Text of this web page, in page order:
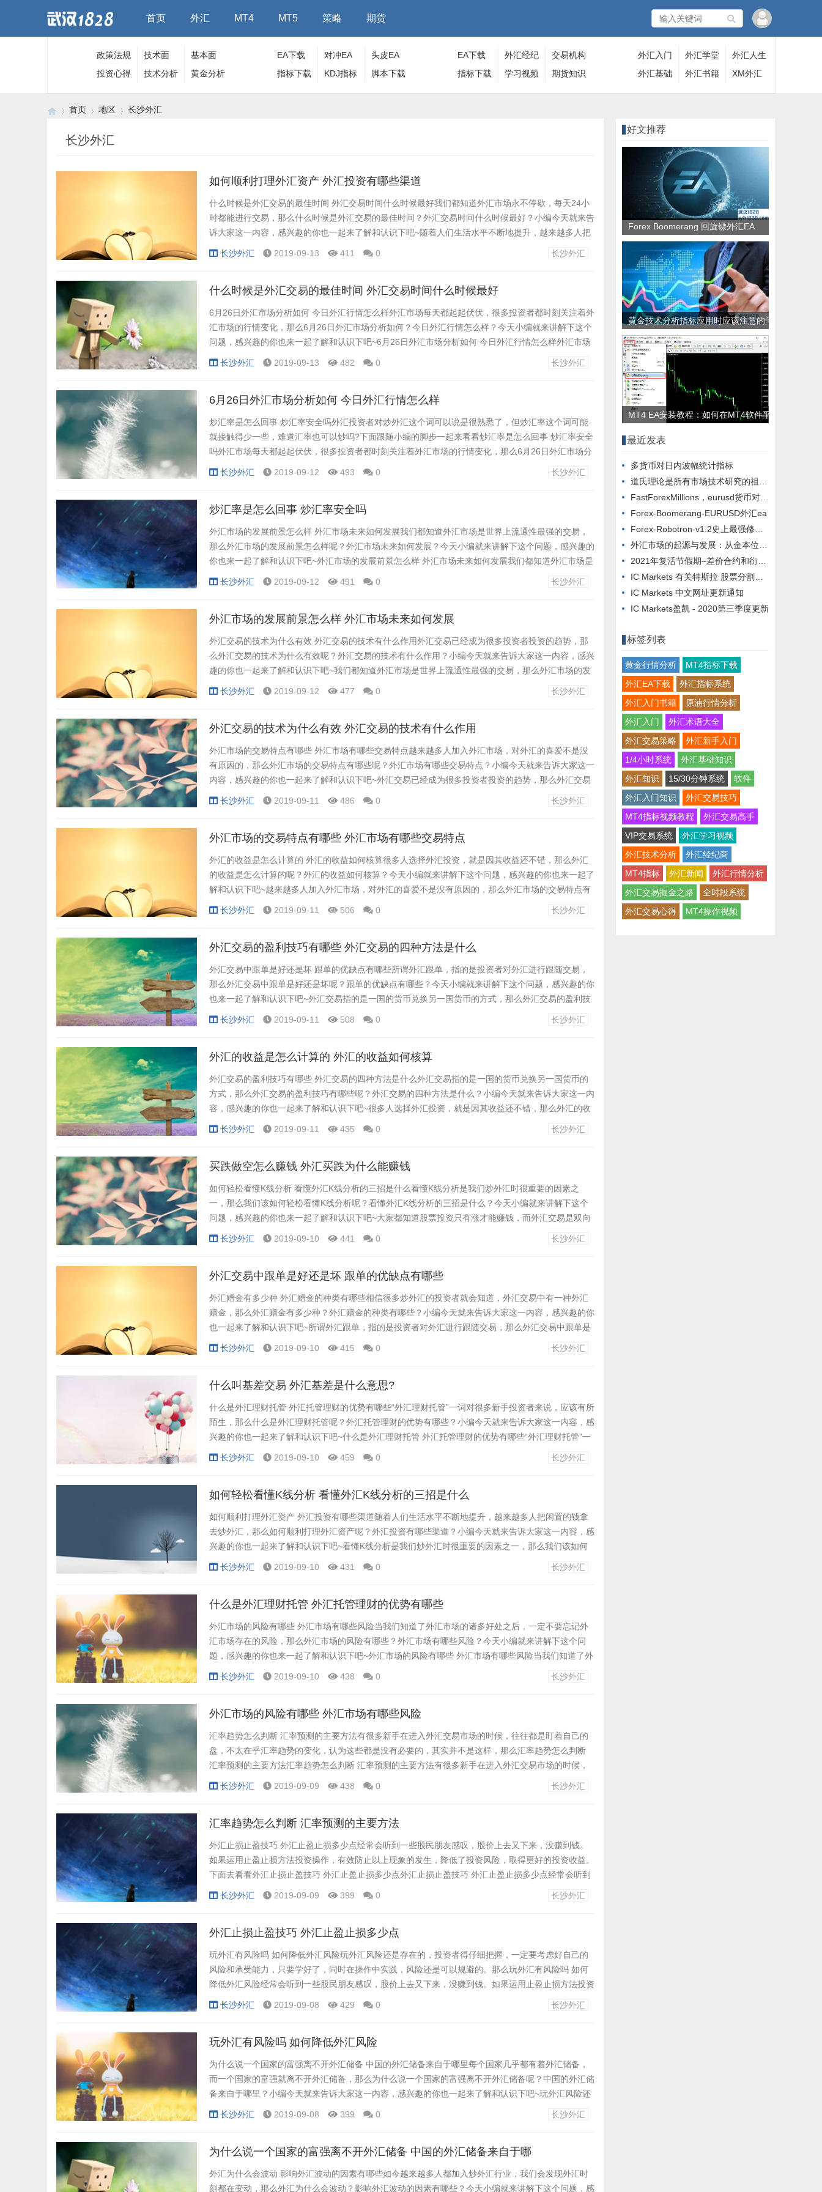
首页 外汇 MT4 MT5 策略 期货
政策法规 技术面
基本面
投资心得
技术分析 黄金分析
EA下载 对冲EA
头皮EA
指标下载
KDJ指标 脚本下载
EA下载
外汇经纪
商
交易机构
指标下载
学习视频 期货知识
外汇入门 外汇学堂
外汇人生
外汇基础
外汇书籍 XM外汇
首页 地区 长沙外汇
长沙外汇
如何顺利打理外汇资产 外汇投资有哪些渠道
什么时候是外汇交易的最佳时间 外汇交易时间什么时候最好我们都知道外汇市场永不停歇，每天24小
时都能进行交易，那么什么时候是外汇交易的最佳时间？外汇交易时间什么时候最好？小编今天就来告
诉大家这一内容，感兴趣的你也一起来了解和认识下吧~随着人们生活水平不断地提升，越来越多人把
闲置的钱拿去炒外汇，那么如何顺利打理外汇资产呢？外汇投资有哪些渠道？小编今天就来告诉大家这
长沙外汇 2019-09-13 411 0 长沙外汇
什么时候是外汇交易的最佳时间 外汇交易时间什么时候最好
6月26日外汇市场分析如何 今日外汇行情怎么样外汇市场每天都起起伏伏，很多投资者都时刻关注着外
汇市场的行情变化，那么6月26日外汇市场分析如何？今日外汇行情怎么样？今天小编就来讲解下这个
问题，感兴趣的你也来一起了解和认识下吧~6月26日外汇市场分析如何 今日外汇行情怎么样外汇市场
每天都起起伏伏，很多投资者都时刻关注着外汇市场的行情变化，那么6月26日外汇市场分析如何？今
长沙外汇 2019-09-13 482 0 长沙外汇
6月26日外汇市场分析如何 今日外汇行情怎么样
炒汇率是怎么回事 炒汇率安全吗外汇投资者对炒外汇这个词可以说是很熟悉了，但炒汇率这个词可能
就接触得少一些，难道汇率也可以炒吗?下面跟随小编的脚步一起来看看炒汇率是怎么回事 炒汇率安全
吗外汇市场每天都起起伏伏，很多投资者都时刻关注着外汇市场的行情变化，那么6月26日外汇市场分
析如何？今日外汇行情怎么样？今天小编就来讲解下这个问题，感兴趣的你也来一起了解和认识下吧~
长沙外汇 2019-09-12 493 0 长沙外汇
炒汇率是怎么回事 炒汇率安全吗
外汇市场的发展前景怎么样 外汇市场未来如何发展我们都知道外汇市场是世界上流通性最强的交易，
那么外汇市场的发展前景怎么样呢？外汇市场未来如何发展？今天小编就来讲解下这个问题，感兴趣的
你也来一起了解和认识下吧~外汇市场的发展前景怎么样 外汇市场未来如何发展我们都知道外汇市场是
世界上流通性最强的交易，那么外汇市场的发展前景怎么样呢？外汇市场未来如何发展？今天小编就来
长沙外汇 2019-09-12 491 0 长沙外汇
外汇市场的发展前景怎么样 外汇市场未来如何发展
外汇交易的技术为什么有效 外汇交易的技术有什么作用外汇交易已经成为很多投资者投资的趋势，那
么外汇交易的技术为什么有效呢？外汇交易的技术有什么作用？小编今天就来告诉大家这一内容，感兴
趣的你也一起来了解和认识下吧~我们都知道外汇市场是世界上流通性最强的交易，那么外汇市场的发
展前景怎么样呢？外汇市场未来如何发展？今天小编就来讲解下这个问题，感兴趣的你也来一起了解和
长沙外汇 2019-09-12 477 0 长沙外汇
外汇交易的技术为什么有效 外汇交易的技术有什么作用
外汇市场的交易特点有哪些 外汇市场有哪些交易特点越来越多人加入外汇市场，对外汇的喜爱不是没
有原因的，那么外汇市场的交易特点有哪些呢？外汇市场有哪些交易特点？小编今天就来告诉大家这一
内容，感兴趣的你也一起来了解和认识下吧~外汇交易已经成为很多投资者投资的趋势，那么外汇交易
的技术为什么有效呢？外汇交易的技术有什么作用？小编今天就来告诉大家这一内容，感兴趣的你也一
长沙外汇 2019-09-11 486 0 长沙外汇
外汇市场的交易特点有哪些 外汇市场有哪些交易特点
外汇的收益是怎么计算的 外汇的收益如何核算很多人选择外汇投资，就是因其收益还不错，那么外汇
的收益是怎么计算的呢？外汇的收益如何核算？今天小编就来讲解下这个问题，感兴趣的你也来一起了
解和认识下吧~越来越多人加入外汇市场，对外汇的喜爱不是没有原因的，那么外汇市场的交易特点有
哪些呢？外汇市场有哪些交易特点？小编今天就来告诉大家这一内容，感兴趣的你也一起来了解和认识
长沙外汇 2019-09-11 506 0 长沙外汇
外汇交易的盈利技巧有哪些 外汇交易的四种方法是什么
外汇交易中跟单是好还是坏 跟单的优缺点有哪些所谓外汇跟单，指的是投资者对外汇进行跟随交易，
那么外汇交易中跟单是好还是坏呢？跟单的优缺点有哪些？今天小编就来讲解下这个问题，感兴趣的你
也来一起了解和认识下吧~外汇交易指的是一国的货币兑换另一国货币的方式，那么外汇交易的盈利技
巧有哪些呢？外汇交易的四种方法是什么？小编今天就来告诉大家这一内容，感兴趣的你也一起来了解
长沙外汇 2019-09-11 508 0 长沙外汇
外汇的收益是怎么计算的 外汇的收益如何核算
外汇交易的盈利技巧有哪些 外汇交易的四种方法是什么外汇交易指的是一国的货币兑换另一国货币的
方式，那么外汇交易的盈利技巧有哪些呢？外汇交易的四种方法是什么？小编今天就来告诉大家这一内
容，感兴趣的你也一起来了解和认识下吧~很多人选择外汇投资，就是因其收益还不错，那么外汇的收
益是怎么计算的呢？外汇的收益如何核算？今天小编就来讲解下这个问题，感兴趣的你也来一起了解和
长沙外汇 2019-09-11 435 0 长沙外汇
买跌做空怎么赚钱 外汇买跌为什么能赚钱
如何轻松看懂K线分析 看懂外汇K线分析的三招是什么看懂K线分析是我们炒外汇时很重要的因素之
一，那么我们该如何轻松看懂K线分析呢？看懂外汇K线分析的三招是什么？今天小编就来讲解下这个
问题，感兴趣的你也来一起了解和认识下吧~大家都知道股票投资只有涨才能赚钱，而外汇交易是双向
的交易，可以买涨（做多），也可以买跌（做空），只要选对交易方向就能赚钱。究竟买跌做空怎么赚
长沙外汇 2019-09-10 441 0 长沙外汇
外汇交易中跟单是好还是坏 跟单的优缺点有哪些
外汇赠金有多少种 外汇赠金的种类有哪些相信很多炒外汇的投资者就会知道，外汇交易中有一种外汇
赠金，那么外汇赠金有多少种？外汇赠金的种类有哪些？小编今天就来告诉大家这一内容，感兴趣的你
也一起来了解和认识下吧~所谓外汇跟单，指的是投资者对外汇进行跟随交易，那么外汇交易中跟单是
好还是坏呢？跟单的优缺点有哪些？今天小编就来讲解下这个问题，感兴趣的你也来一起了解和认识下
长沙外汇 2019-09-10 415 0 长沙外汇
什么叫基差交易 外汇基差是什么意思?
什么是外汇理财托管 外汇托管理财的优势有哪些“外汇理财托管”一词对很多新手投资者来说，应该有所
陌生，那么什么是外汇理财托管呢？外汇托管理财的优势有哪些？小编今天就来告诉大家这一内容，感
兴趣的你也一起来了解和认识下吧~什么是外汇理财托管 外汇托管理财的优势有哪些“外汇理财托管”一
词对很多新手投资者来说，应该有所陌生，那么什么是外汇理财托管呢？外汇托管理财的优势有哪些？
长沙外汇 2019-09-10 459 0 长沙外汇
如何轻松看懂K线分析 看懂外汇K线分析的三招是什么
如何顺利打理外汇资产 外汇投资有哪些渠道随着人们生活水平不断地提升，越来越多人把闲置的钱拿
去炒外汇，那么如何顺利打理外汇资产呢？外汇投资有哪些渠道？小编今天就来告诉大家这一内容，感
兴趣的你也一起来了解和认识下吧~看懂K线分析是我们炒外汇时很重要的因素之一，那么我们该如何
轻松看懂K线分析呢？看懂外汇K线分析的三招是什么？今天小编就来讲解下这个问题，感兴趣的你也
长沙外汇 2019-09-10 431 0 长沙外汇
什么是外汇理财托管 外汇托管理财的优势有哪些
外汇市场的风险有哪些 外汇市场有哪些风险当我们知道了外汇市场的诸多好处之后，一定不要忘记外
汇市场存在的风险，那么外汇市场的风险有哪些？外汇市场有哪些风险？今天小编就来讲解下这个问
题，感兴趣的你也来一起了解和认识下吧~外汇市场的风险有哪些 外汇市场有哪些风险当我们知道了外
汇市场的诸多好处之后，一定不要忘记外汇市场存在的风险，那么外汇市场的风险有哪些？外汇市场有
长沙外汇 2019-09-10 438 0 长沙外汇
外汇市场的风险有哪些 外汇市场有哪些风险
汇率趋势怎么判断 汇率预测的主要方法有很多新手在进入外汇交易市场的时候，往往都是盯着自己的
盘，不太在乎汇率趋势的变化，认为这些都是没有必要的，其实并不是这样，那么汇率趋势怎么判断
汇率预测的主要方法汇率趋势怎么判断 汇率预测的主要方法有很多新手在进入外汇交易市场的时候，
往往都是盯着自己的盘，不太在乎汇率趋势的变化，认为这些都是没有必要的，其实并不是这样，那么
长沙外汇 2019-09-09 438 0 长沙外汇
汇率趋势怎么判断 汇率预测的主要方法
外汇止损止盈技巧 外汇止盈止损多少点经常会听到一些股民朋友感叹，股价上去又下来，没赚到钱。
如果运用止盈止损方法投资操作，有效防止以上现象的发生，降低了投资风险，取得更好的投资收益。
下面去看看外汇止损止盈技巧 外汇止盈止损多少点外汇止损止盈技巧 外汇止盈止损多少点经常会听到
一些股民朋友感叹，股价上去又下来，没赚到钱。如果运用止盈止损方法投资操作，有效防止以上现象
长沙外汇 2019-09-09 399 0 长沙外汇
外汇止损止盈技巧 外汇止盈止损多少点
玩外汇有风险吗 如何降低外汇风险玩外汇风险还是存在的，投资者得仔细把握，一定要考虑好自己的
风险和承受能力，只要学好了，同时在操作中实践，风险还是可以规避的。那么玩外汇有风险吗 如何
降低外汇风险经常会听到一些股民朋友感叹，股价上去又下来，没赚到钱。如果运用止盈止损方法投资
操作，有效防止以上现象的发生，降低了投资风险，取得更好的投资收益。下面去看看外汇止损止盈技
长沙外汇 2019-09-08 429 0 长沙外汇
玩外汇有风险吗 如何降低外汇风险
为什么说一个国家的富强离不开外汇储备 中国的外汇储备来自于哪里每个国家几乎都有着外汇储备，
而一个国家的富强就离不开外汇储备，那么为什么说一个国家的富强离不开外汇储备呢？中国的外汇储
备来自于哪里？小编今天就来告诉大家这一内容，感兴趣的你也一起来了解和认识下吧~玩外汇风险还
是存在的，投资者得仔细把握，一定要考虑好自己的风险和承受能力，只要学好了，同时在操作中实
长沙外汇 2019-09-08 399 0 长沙外汇
为什么说一个国家的富强离不开外汇储备 中国的外汇储备来自于哪
外汇为什么会波动 影响外汇波动的因素有哪些如今越来越多人都加入炒外汇行业，我们会发现外汇时
刻都在变动，那么外汇为什么会波动？影响外汇波动的因素有哪些？今天小编就来讲解下这个问题，感
好文推荐
Forex Boomerang 回旋镖外汇EA
黄金技术分析指标应用时应该注意的问
题
MT4 EA安装教程：如何在MT4软件平
最近发表
多货币对日内波幅统计指标
道氏理论是所有市场技术研究的祖先 关于道琼斯理论的讲解
FastForexMillions，eurusd货币对ea，周期1m 5m 15m
Forex-Boomerang-EURUSD外汇ea
Forex-Robotron-v1.2史上最强修改版通用绝大部分品种外汇ea
外汇市场的起源与发展：从金本位到法定货币
2021年复活节假期–差价合约和衍生品交易时间表
IC Markets 有关特斯拉 股票分割的信息
IC Markets 中文网址更新通知
IC Markets盈凯 - 2020第三季度更新
标签列表
黄金行情分析
MT4指标下载
外汇EA下载
外汇指标系统
外汇入门书籍
原油行情分析
外汇入门
外汇术语大全
外汇交易策略
外汇新手入门
1/4小时系统
外汇基础知识
外汇知识
15/30分钟系统
软件
外汇入门知识
外汇交易技巧
MT4指标视频教程
外汇交易高手
VIP交易系统
外汇学习视频
外汇技术分析
外汇经纪商
MT4指标
外汇新闻
外汇行情分析
外汇交易掘金之路
全时段系统
外汇交易心得
MT4操作视频